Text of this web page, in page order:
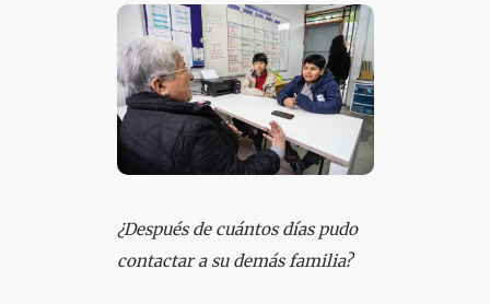
¿Después de cuántos días pudo
contactar a su demás familia?